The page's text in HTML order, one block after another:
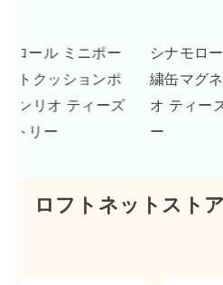
織刺
リ
リ
シナモロール キーリン
グ ゴールドキーホルダ
ー シナモン サンリオ
ロフトネットストア